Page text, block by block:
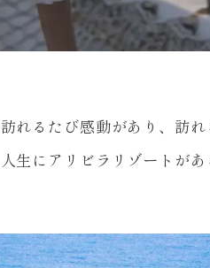
訪れるたび感動があり、 訪
人生にアリビラリゾートが